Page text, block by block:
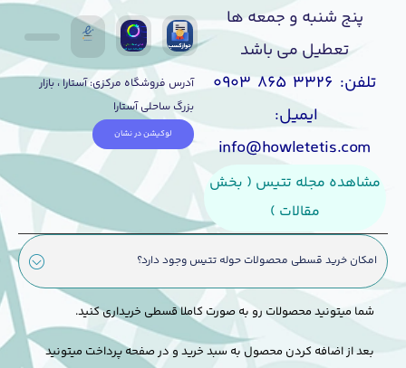
پنج شنبه و جمعه ها
تعطیل می باشد
تلفن: ۳۳۲۶ ۸۶۵ ۰۹۰۳
ایمیل:
info@howletetis.com
مشاهده مجله تتیس ( بخش
مقالات )
آدرس فروشگاه مرکزی: آستارا ، بازار
بزرگ ساحلی آستارا
لوکیشن در نشان
امکان خرید قسطی محصولات حوله تتیس وجود دارد؟
شما میتونید محصولات رو به صورت کاملا قسطی خریداری کنید.
بعد از اضافه کردن محصول به سبد خرید و در صفحه پرداخت میتونید